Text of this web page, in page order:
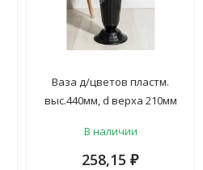
Ваза д/цветов пластм.
выс.440мм, d верха 210мм
"Альтернатива") *1/5
В наличии
258,15 ₽